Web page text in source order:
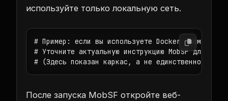
используйте только локальную сеть.
# Пример: если вы используете Docker, команды
# Уточните актуальную инструкцию MobSF для
# (Здесь показан каркас, а не единственно
После запуска MobSF откройте веб-